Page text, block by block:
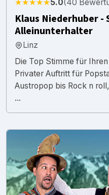
★★★★★5.0(40
Klaus Niederhuber
Alleinunterhalter
Linz
Die Top Stimme für
Privater Auftritt für
Austropop bis Rock n
...